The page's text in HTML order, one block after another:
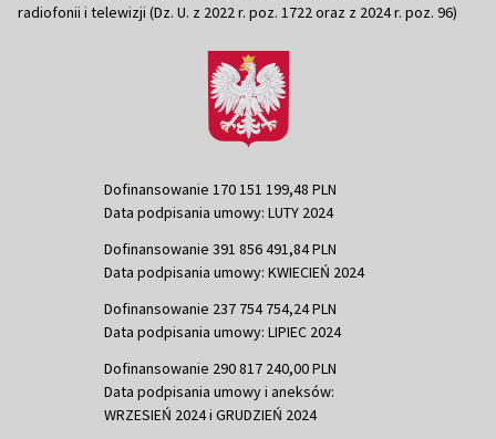
radiofonii i telewizji (Dz. U. z 2022 r. poz. 1722 oraz z 2024 r. poz. 96)
Dofinansowanie 170 151 199,48 PLN
Data podpisania umowy: LUTY 2024
Dofinansowanie 391 856 491,84 PLN
Data podpisania umowy: KWIECIEŃ 2024
Dofinansowanie 237 754 754,24 PLN
Data podpisania umowy: LIPIEC 2024
Dofinansowanie 290 817 240,00 PLN
Data podpisania umowy i aneksów:
WRZESIEŃ 2024 i GRUDZIEŃ 2024